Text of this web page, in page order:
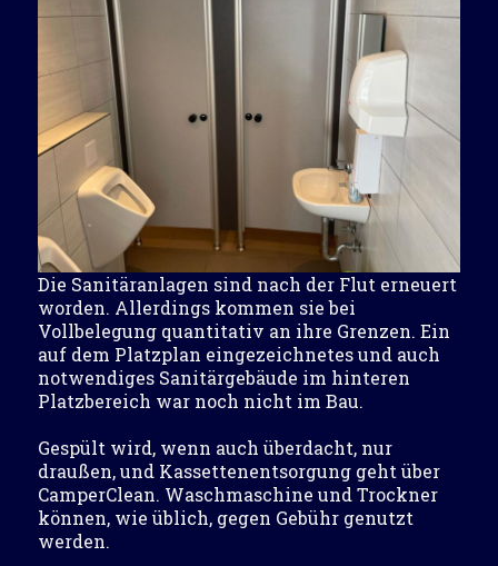
Die Sanitäranlagen sind nach der Flut erneuert
worden. Allerdings kommen sie bei
Vollbelegung quantitativ an ihre Grenzen. Ein
auf dem Platzplan eingezeichnetes und auch
notwendiges Sanitärgebäude im hinteren
Platzbereich war noch nicht im Bau.
Gespült wird, wenn auch überdacht, nur
draußen, und Kassettenentsorgung geht über
CamperClean. Waschmaschine und Trockner
können, wie üblich, gegen Gebühr genutzt
werden.